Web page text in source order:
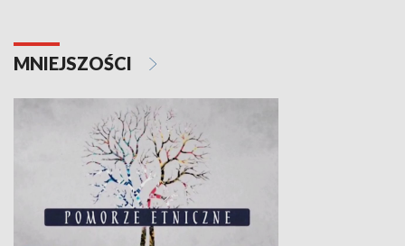
MNIEJSZOŚCI